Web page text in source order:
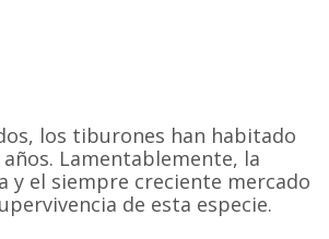
los tiburones han habitado
Lamentablemente, la
y el siempre creciente mercado
de esta especie.